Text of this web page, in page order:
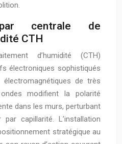
par centrale de
CTH
d’humidité (CTH)
électroniques sophistiqués
de très
modifient la polarité
dans les murs, perturbant
capillarité. L’installation
stratégique au